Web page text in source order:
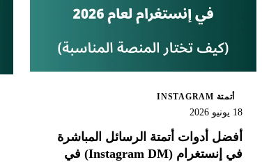
أتمتة INSTAGRAM
18 يونيو 2026
أفضل أدوات أتمتة الرسائل المباشرة
في إنستغرام ‏(Instagram DM)‏ في